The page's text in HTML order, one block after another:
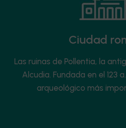
Ciudad
Las ruinas de Pollentia, la
Alcudia. Fundada en el 123
arqueológico más